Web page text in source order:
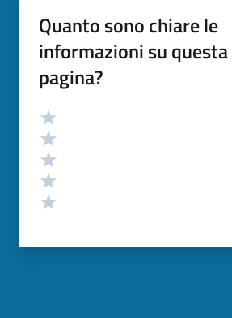
Quanto sono chiare le
informazioni su questa
pagina?
Valutazione